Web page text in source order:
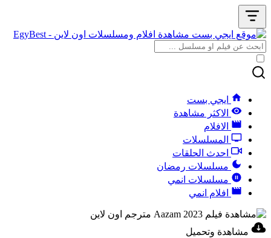
ايجي بست
الاكثر مشاهدة
الافلام
المسلسلات
احدث الحلقات
مسلسلات رمضان
مسلسلات انمي
افلام انمي
مشاهدة وتحميل